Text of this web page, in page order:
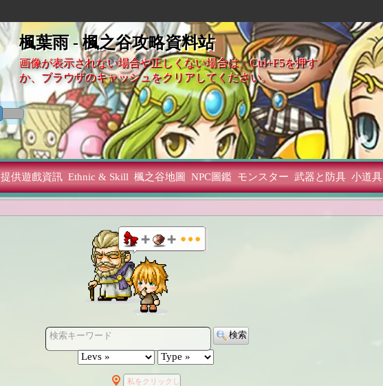
楓葉雨 - 楓之谷攻略資料站
画像が表示されない場合や正しくない場合は、Ctrl+F5を押す
か、ブラウザのキャッシュをクリアしてください。
提供遊戲資訊 Ethnic & Skill 楓之谷地圖 NPC圖鑑 モンスター 武器と防具 小道具
検索キーワード 検索
私をクリックして検索する